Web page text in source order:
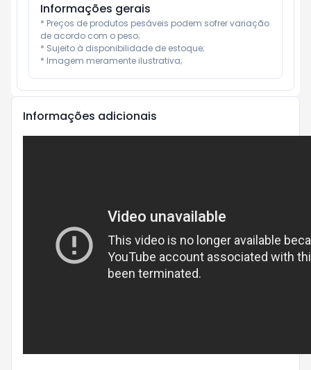
Informações gerais
* Preços de produtos pesáveis podem sofrer variação
de acordo com o peso;
* Sujeito à disponibilidade de estoque;
* Imagem meramente ilustrativa;
Informações adicionais